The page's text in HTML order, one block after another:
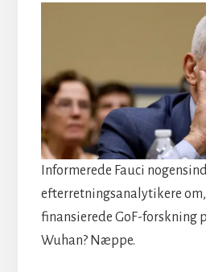
Informerede Fauci
efterretningsanalytikere
finansierede GoF-forskning
Wuhan? Næppe.